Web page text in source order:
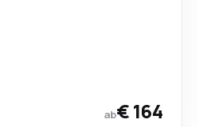
ab€ 164